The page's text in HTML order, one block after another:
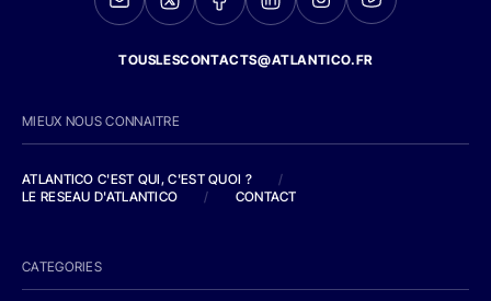
TOUSLESCONTACTS@ATLANTICO.FR
MIEUX NOUS CONNAITRE
ATLANTICO C'EST QUI, C'EST QUOI ?
/
LE RESEAU D'ATLANTICO
/ CONTACT
CATEGORIES